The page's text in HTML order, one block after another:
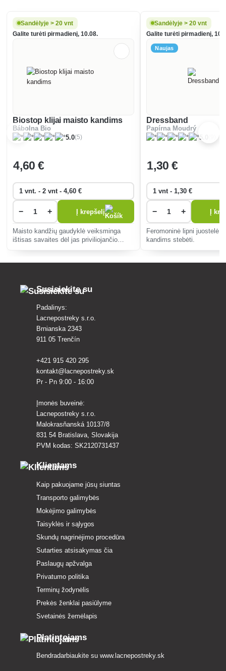
Sandėlyje > 20 vnt
Galite turėti pirmadienį, 10.08.
Biostop klijai maisto kandims
Bábolna Bio
5.0(5)
4,60 €
− + Į krepšelį
Maisto kandžių gaudyklė veiksminga
ištisas savaites dėl jas priviliojančio
Sandėlyje > 20 vnt
Galite turėti pirmadienį,
Naujas
Dressband
Papírna Moudrý
5.0
1,30 €
− + Į
Feromoninė lipni juostelė
kandims stebėti.
Susisiekite su
Padalinys:
Lacnepostreky s.r.o.
Brnianska 2343
911 05 Trenčín
+421 915 420 295
kontakt@lacnepostreky.sk
Pr - Pn 9:00 - 16:00
Įmonės buveinė:
Lacnepostreky s.r.o.
Malokrasňanská 10137/8
831 54 Bratislava, Slovakija
PVM kodas: SK2120731437
Klientams
Kaip pakuojame jūsų siuntas
Transporto galimybės
Mokėjimo galimybės
Taisyklės ir sąlygos
Skundų nagrinėjimo procedūra
Sutarties atsisakymas čia
Paslaugų apžvalga
Privatumo politika
Terminų žodynėlis
Prekės ženklai pasiūlyme
Svetainės žemėlapis
Platintojams
Bendradarbiaukite su www.lacnepostreky.sk